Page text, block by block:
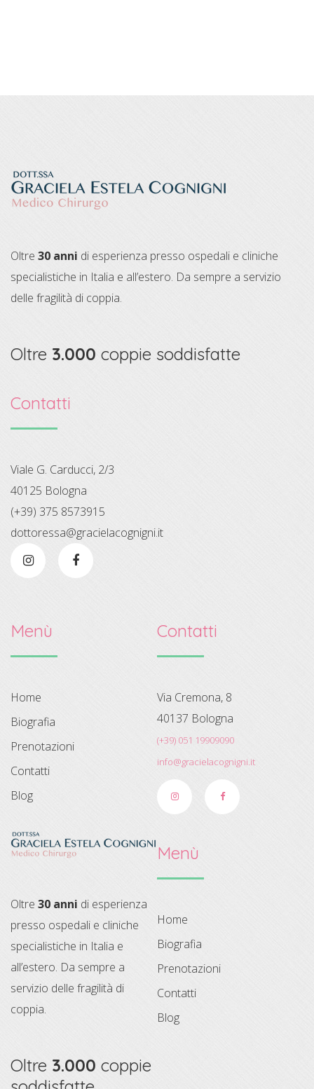
Oltre 30 anni di esperienza presso ospedali e cliniche
specialistiche in Italia e all’estero. Da sempre a servizio
delle fragilità di coppia.
Oltre 3.000 coppie soddisfatte
Contatti
Viale G. Carducci, 2/3
40125 Bologna
(+39) 375 8573915
dottoressa@gracielacognigni.it
Menù
Home
Biografia
Prenotazioni
Contatti
Blog
Oltre 30 anni di esperienza
presso ospedali e cliniche
specialistiche in Italia e
all’estero. Da sempre a
servizio delle fragilità di
coppia.
Oltre 3.000 coppie
Contatti
Via Cremona, 8
40137 Bologna
(+39) 051 19909090
info@gracielacognigni.it
Menù
Home
Biografia
Prenotazioni
Contatti
Blog